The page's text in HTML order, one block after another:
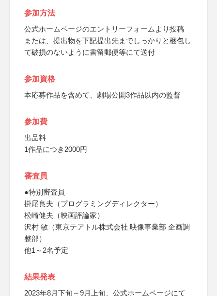
参加方法
公式ホームページのエントリーフォームより投稿
または、提出物を下記提出先までしっかりと梱包し
て破損のないように書留郵便等にて送付
参加資格
本応募作品を含めて、劇場公開3作品以内の監督
参加費
出品料
1作品につき2000円
審査員
●特別審査員
掛尾良夫（プログラミングディレクター）
松崎健夫（映画評論家）
沢村 敏（東京テアトル株式会社 映像事業部 企画調
整部）
他1～2名予定
結果発表
2023年8月下旬～9月上旬、公式ホームページにて